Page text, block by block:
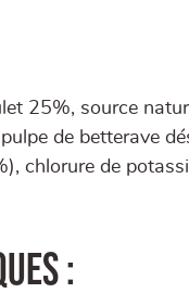
25%, source
de betterave
chlorure de
: